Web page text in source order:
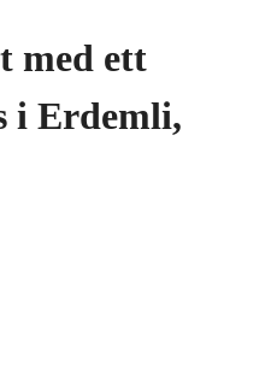
med ett
i Erdemli,